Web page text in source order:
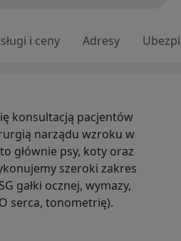
i ceny Adresy
konsultacją pacjentów
narządu wzroku w
psy, koty oraz
szeroki zakres
gałki ocznej, wymazy,
serca, tonometrię).